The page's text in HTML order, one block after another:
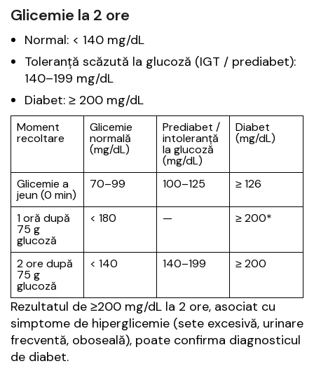
Glicemie la 2 ore
Normal: < 140 mg/dL
Toleranță scăzută la glucoză (IGT / prediabet):
140–199 mg/dL
Diabet: ≥ 200 mg/dL
Moment
recoltare
Glicemie
normală
(mg/dL)
Prediabet /
intoleranță
la glucoză
(mg/dL)
Diabet
(mg/dL)
Glicemie a
jeun (0 min)
70–99 100–125 ≥ 126
1 oră după
75 g
glucoză
< 180 — ≥ 200*
2 ore după
75 g
glucoză
< 140 140–199 ≥ 200
Rezultatul de ≥200 mg/dL la 2 ore, asociat cu
simptome de hiperglicemie (sete excesivă, urinare
frecventă, oboseală), poate confirma diagnosticul
de diabet.